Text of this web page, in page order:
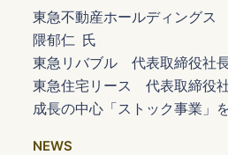
東急不動産ホールディング
隈郁仁 氏
東急リバブル 代表取締役社
東急住宅リース 代表取締役
成長の中心「ストック事業」
NEWS